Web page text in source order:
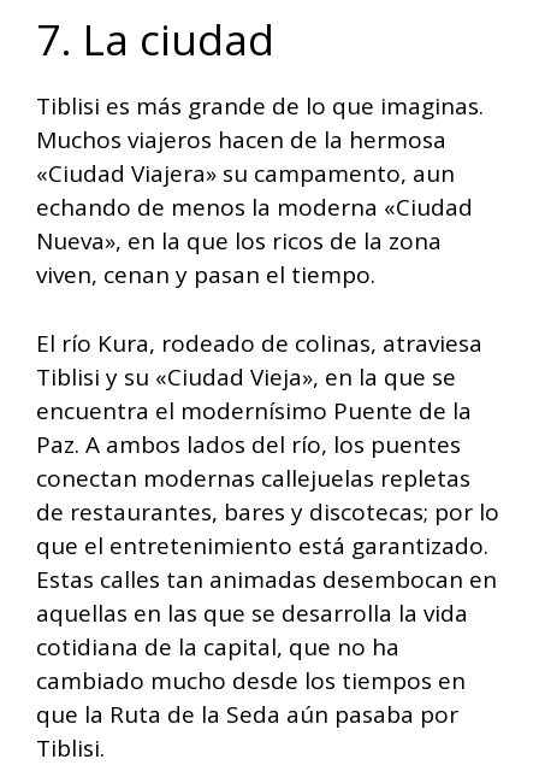
7. La ciudad
Tiblisi es más grande de lo que imaginas.
Muchos viajeros hacen de la hermosa
«Ciudad Viajera» su campamento, aun
echando de menos la moderna «Ciudad
Nueva», en la que los ricos de la zona
viven, cenan y pasan el tiempo.
El río Kura, rodeado de colinas, atraviesa
Tiblisi y su «Ciudad Vieja», en la que se
encuentra el modernísimo Puente de la
Paz. A ambos lados del río, los puentes
conectan modernas callejuelas repletas
de restaurantes, bares y discotecas; por lo
que el entretenimiento está garantizado.
Estas calles tan animadas desembocan en
aquellas en las que se desarrolla la vida
cotidiana de la capital, que no ha
cambiado mucho desde los tiempos en
que la Ruta de la Seda aún pasaba por
Tiblisi.